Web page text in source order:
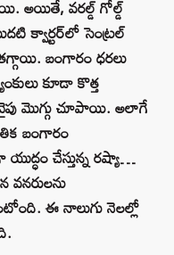
అయితే, వరల్డ్ గోల్డ్
క్వార్టర్‌లో సెంట్రల్
బంగారం ధరలు
కూడా కొత్త
వైపు మొగ్గు చూపాయి. అలాగే
బంగారం
చేస్తున్న రష్యా…
ఈ నాలుగు నెలల్లో